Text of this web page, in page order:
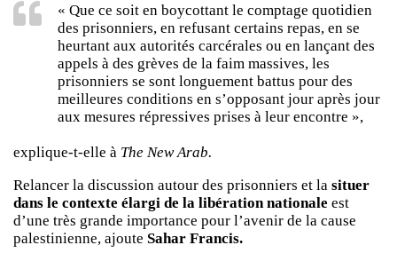
« Que ce soit en boycottant le comptage quotidien
des prisonniers, en refusant certains repas, en se
heurtant aux autorités carcérales ou en lançant des
appels à des grèves de la faim massives, les
prisonniers se sont longuement battus pour des
meilleures conditions en s’opposant jour après jour
aux mesures répressives prises à leur encontre »,
explique-t-elle à The New Arab.
Relancer la discussion autour des prisonniers et la situer
dans le contexte élargi de la libération nationale est
d’une très grande importance pour l’avenir de la cause
palestinienne, ajoute Sahar Francis.